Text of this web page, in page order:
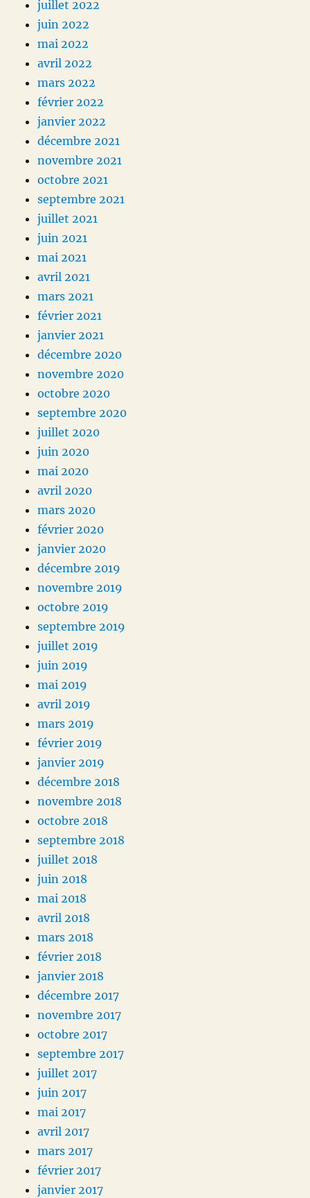
juillet 2022
juin 2022
mai 2022
avril 2022
mars 2022
février 2022
janvier 2022
décembre 2021
novembre 2021
octobre 2021
septembre 2021
juillet 2021
juin 2021
mai 2021
avril 2021
mars 2021
février 2021
janvier 2021
décembre 2020
novembre 2020
octobre 2020
septembre 2020
juillet 2020
juin 2020
mai 2020
avril 2020
mars 2020
février 2020
janvier 2020
décembre 2019
novembre 2019
octobre 2019
septembre 2019
juillet 2019
juin 2019
mai 2019
avril 2019
mars 2019
février 2019
janvier 2019
décembre 2018
novembre 2018
octobre 2018
septembre 2018
juillet 2018
juin 2018
mai 2018
avril 2018
mars 2018
février 2018
janvier 2018
décembre 2017
novembre 2017
octobre 2017
septembre 2017
juillet 2017
juin 2017
mai 2017
avril 2017
mars 2017
février 2017
janvier 2017